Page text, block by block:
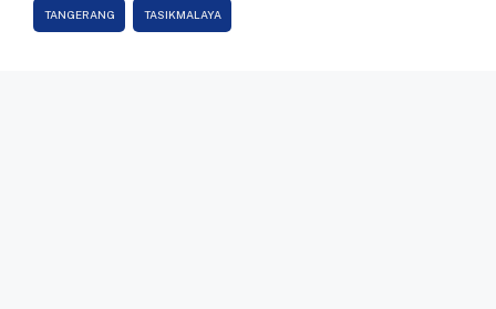
TANGERANG TASIKMALAYA